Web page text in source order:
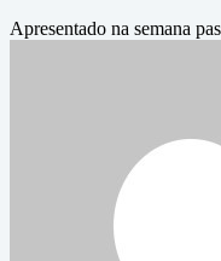
Apresentado na semana